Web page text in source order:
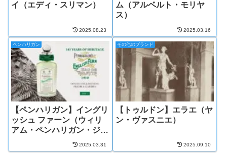
イ（エディ・スリマン）
2025.08.23
ム（アルベルト・モリヤ
ス）
2025.03.16
ペンハリガン
【ペンハリガン】イングリ
ッシュ ファーン（ウィリ
アム・ペンハリガン・ジュ
2025.03.31
その他のブランド
【トゥルドン】エラエ（ヤ
ン・ヴァスニエ）
2025.09.10